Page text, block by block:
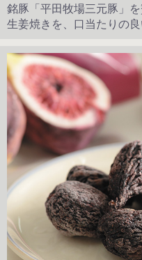
銘豚「平田牧場三元豚」
生姜焼きを、口当たりの